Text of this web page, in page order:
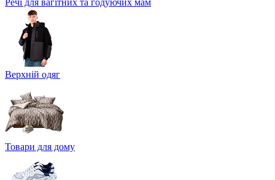
Речі для вагітних та годуючих мам
Верхній одяг
Товари для дому